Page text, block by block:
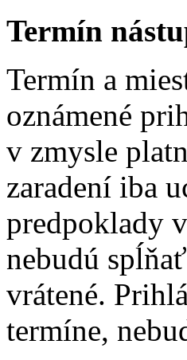
Termín
Termín a
oznámené
v zmysle
zaradení iba
predpoklady
nebudú
vrátené.
termíne,